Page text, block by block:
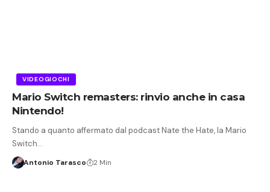
VIDEOGIOCHI
Mario Switch remasters: rinvio anche in casa
Nintendo!
Stando a quanto affermato dal podcast Nate the Hate, la Mario
Switch…
Antonio Tarasco 2 Min